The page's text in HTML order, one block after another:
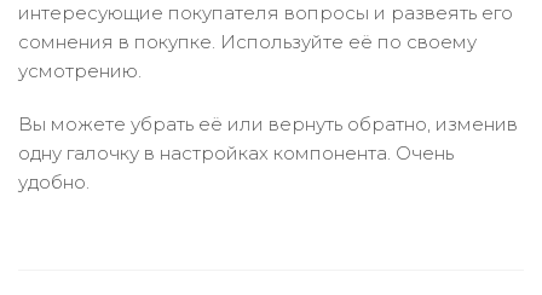
интересующие покупателя вопросы и развеять его
сомнения в покупке. Используйте её по своему
усмотрению.
Вы можете убрать её или вернуть обратно, изменив
одну галочку в настройках компонента. Очень
удобно.